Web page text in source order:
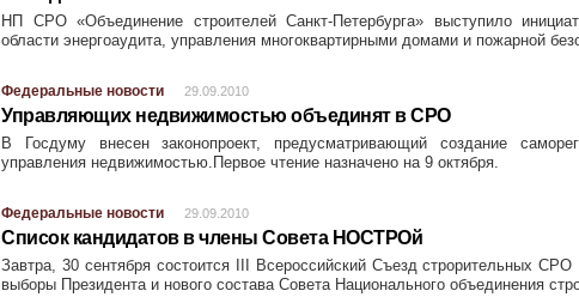
НП СРО «Объединение строителей Санкт-Петербурга» выступило
области энергоаудита, управления многоквартирными домами и пожарной
Федеральные новости 29.09.2010
Управляющих недвижимостью объединят в СРО
В Госдуму внесен законопроект, предусматривающий создание
управления недвижимостью.Первое чтение назначено на 9 октября.
Федеральные новости 29.09.2010
Список кандидатов в члены Совета НОСТРОй
Завтра, 30 сентября состоится III Всероссийский Съезд строрительных
выборы Президента и нового состава Совета Национального объединения